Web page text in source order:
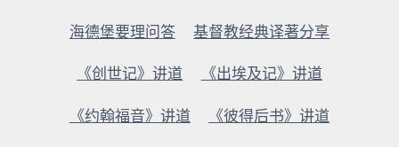
海德堡要理问答 基督教经典译著分享
《创世记》讲道 《出埃及记》讲道
《约翰福音》讲道 《彼得后书》讲道